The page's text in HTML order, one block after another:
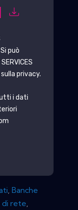
può
privacy.
i dati
,Banche
di rete,